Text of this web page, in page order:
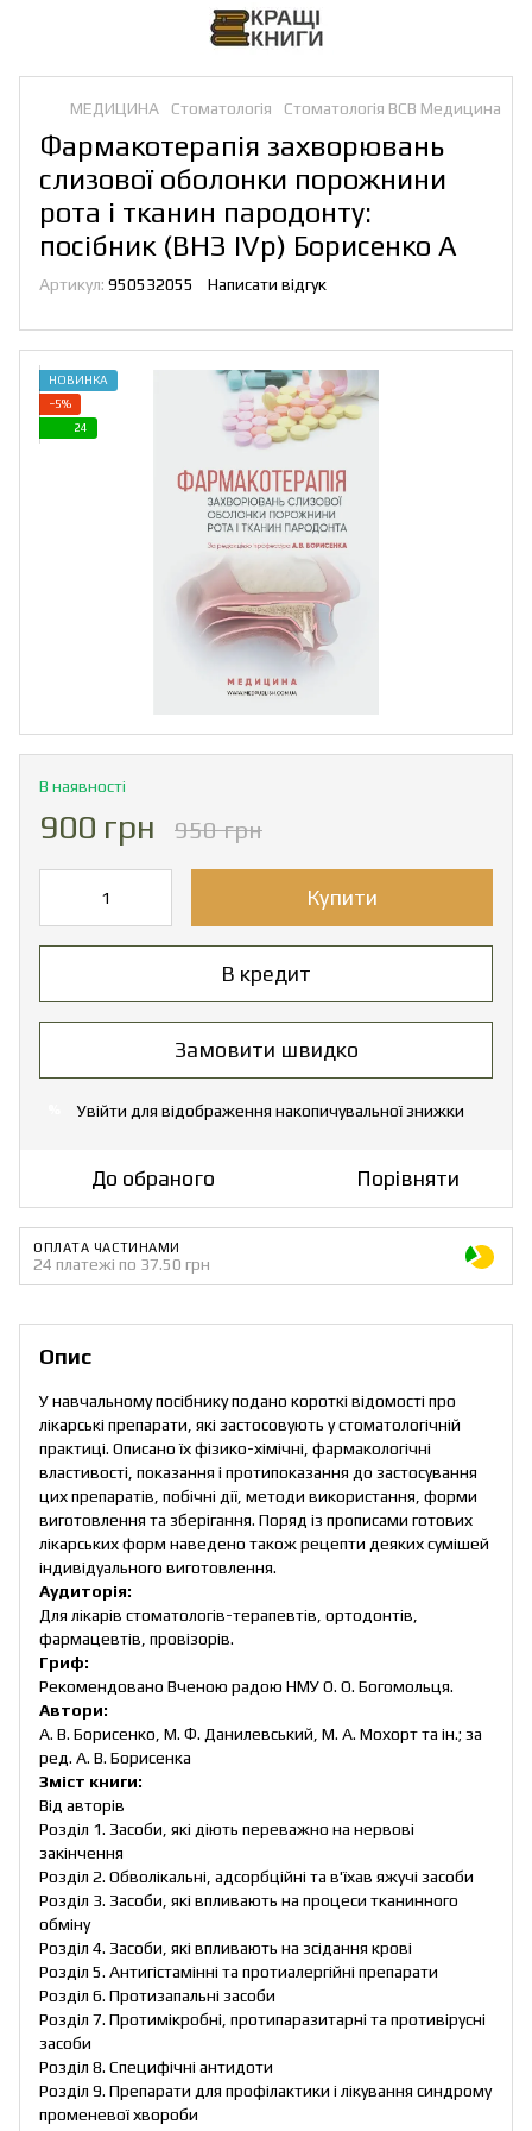
МЕДИЦИНА Стоматологія Стоматологія ВСВ Медицина
Фармакотерапія захворювань
слизової оболонки порожнини
рота і тканин пародонту:
посібник (ВНЗ IVр) Борисенко А
Артикул: 950532055 Написати відгук
НОВИНКА
−5%
24
В наявності
900 грн 950 грн
Купити
В кредит
Замовити швидко
Увійти для відображення накопичувальної знижки
До обраного Порівняти
ОПЛАТА ЧАСТИНАМИ
24 платежі по 37.50 грн
Опис
У навчальному посібнику подано короткі відомості про
лікарські препарати, які застосовують у стоматологічній
практиці. Описано їх фізико-хімічні, фармакологічні
властивості, показання і протипоказання до застосування
цих препаратів, побічні дії, методи використання, форми
виготовлення та зберігання. Поряд із прописами готових
лікарських форм наведено також рецепти деяких сумішей
індивідуального виготовлення.
Аудиторія:
Для лікарів стоматологів-терапевтів, ортодонтів,
фармацевтів, провізорів.
Гриф:
Рекомендовано Вченою радою НМУ О. О. Богомольця.
Автори:
А. В. Борисенко, М. Ф. Данилевський, М. А. Мохорт та ін.; за
ред. А. В. Борисенка
Зміст книги:
Від авторів
Розділ 1. Засоби, які діють переважно на нервові
закінчення
Розділ 2. Обволікальні, адсорбційні та в'їхав яжучі засоби
Розділ 3. Засоби, які впливають на процеси тканинного
обміну
Розділ 4. Засоби, які впливають на зсідання крові
Розділ 5. Антигістамінні та протиалергійні препарати
Розділ 6. Протизапальні засоби
Розділ 7. Протимікробні, протипаразитарні та противірусні
засоби
Розділ 8. Специфічні антидоти
Розділ 9. Препарати для профілактики і лікування синдрому
променевої хвороби